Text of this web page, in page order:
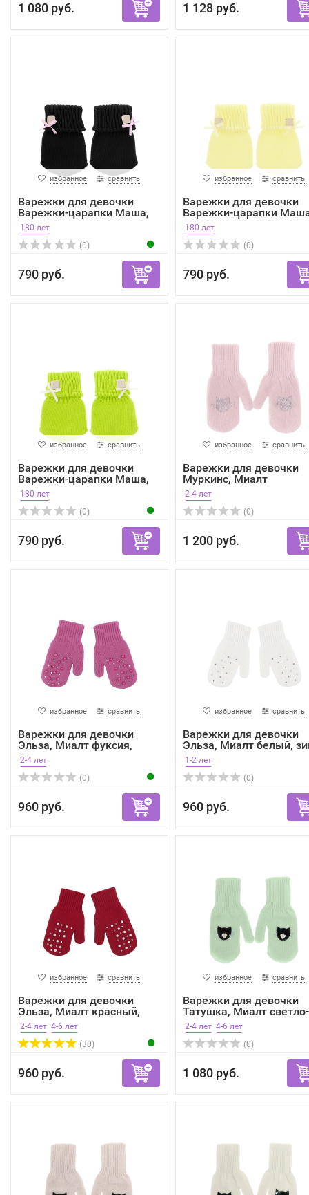
1 080 руб. 1 128 руб.
избранное сравнить
Варежки для девочки
Варежки-царапки Маша,
М...
180 лет
(0)
790 руб.
избранное сравнить
Варежки для девочки
Варежки-царапки
М...
180 лет
(0)
790 руб.
избранное сравнить
Варежки для девочки
Варежки-царапки Маша,
М...
180 лет
(0)
790 руб.
избранное сравнить
Варежки для девочки
Муркинс, Миалт
пудровый...
2-4 лет
(0)
1 200 руб.
избранное сравнить
Варежки для девочки
Эльза, Миалт фуксия,
зима
2-4 лет
(0)
960 руб.
избранное сравнить
Варежки для девочки
Эльза, Миалт белый,
1-2 лет
(0)
960 руб.
избранное сравнить
Варежки для девочки
Эльза, Миалт красный,
зима
2-4 лет 4-6 лет
(30)
960 руб.
избранное сравнить
Варежки для девочки
Татушка, Миалт
2-4 лет 4-6 лет
(0)
1 080 руб.